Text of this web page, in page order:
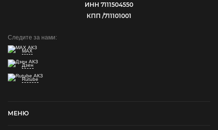
ИНН 7111504550
КПП /711101001
Следите за нами:
MAX
Дзен
Rutube
МЕНЮ